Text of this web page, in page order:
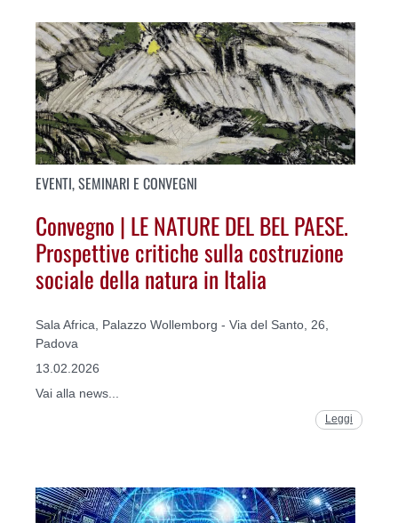
EVENTI, SEMINARI E CONVEGNI
Convegno | LE NATURE DEL BEL PAESE.
Prospettive critiche sulla costruzione
sociale della natura in Italia
Sala Africa, Palazzo Wollemborg - Via del Santo, 26,
Padova
13.02.2026
Vai alla news...
Leggi